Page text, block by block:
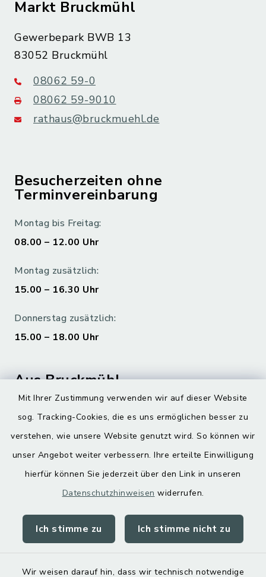
Mit Ihrer Zustimmung verwenden wir auf dieser Website
sog. Tracking-Cookies, die es uns ermöglichen besser zu
verstehen, wie unsere Website genutzt wird. So können wir
unser Angebot weiter verbessern. Ihre erteilte Einwilligung
hierfür können Sie jederzeit über den Link in unseren
Datenschutzhinweisen widerrufen.
Ich stimme zu Ich stimme nicht zu
Wir weisen darauf hin, dass wir technisch notwendige
Markt Bruckmühl
Gewerbepark BWB 13
83052 Bruckmühl
08062 59-0
08062 59-9010
rathaus@bruckmuehl.de
Besucherzeiten ohne
Terminvereinbarung
Montag bis Freitag:
08.00 – 12.00 Uhr
Montag zusätzlich:
15.00 – 16.30 Uhr
Donnerstag zusätzlich:
15.00 – 18.00 Uhr
Aus Bruckmühl
Digitaler Ortsplan
Kontakt